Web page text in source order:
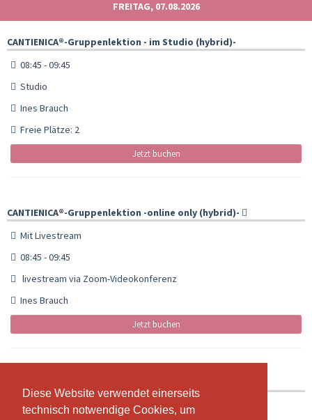
Diese Website verwendet einerseits
technisch notwendige Cookies, um
Diese Website verwendet einerseits
technisch notwendige Cookies, um
FREITAG, 07.08.2026
CANTIENICA®️-Gruppenlektion - im Studio (hybrid)-
08:45 - 09:45
Studio
Ines Brauch
Freie Plätze: 2
Jetzt buchen
CANTIENICA®️-Gruppenlektion -online only (hybrid)-
Mit Livestream
08:45 - 09:45
livestream via Zoom-Videokonferenz
Ines Brauch
Jetzt buchen
09:50 - 10:50